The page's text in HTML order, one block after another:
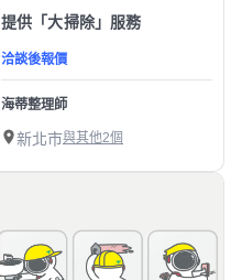
提供「大掃除」服務
洽談後報價
海蒂整理師
新北市與其他2個